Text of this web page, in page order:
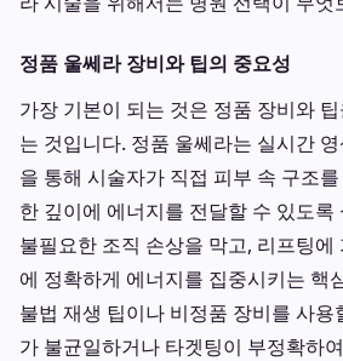
정품 울쎄라 장비와 팁의 중요성
가장 기본이 되는 것은 정품 장비와
는 것입니다. 정품 울쎄라는 실시간
을 통해 시술자가 직접 피부 속 구조
한 깊이에 에너지를 전달할 수 있도
불필요한 조직 손상을 막고, 리프팅
에 정확하게 에너지를 집중시키는 핵
불법 재생 팁이나 비정품 장비를 사용
가 불균일하거나 타겟팅이 부정확하